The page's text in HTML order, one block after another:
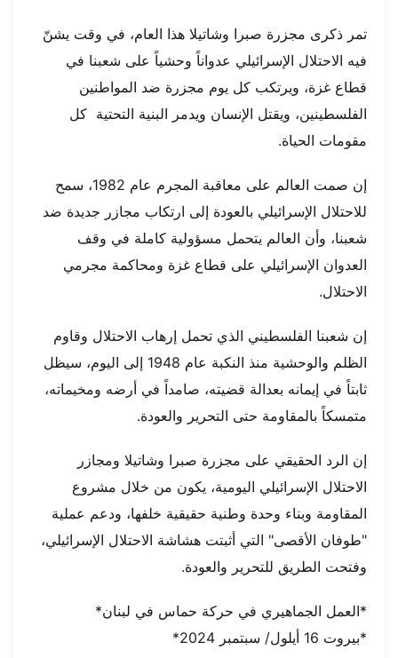
تمر ذكرى مجزرة صبرا وشاتيلا هذا العام، في وقت يشنّ
فيه الاحتلال الإسرائيلي عدواناً وحشياً على شعبنا في
قطاع غزة، ويرتكب كل يوم مجزرة ضد المواطنين
الفلسطينين، ويقتل الإنسان ويدمر البنية التحتية كل
مقومات الحياة.
إن صمت العالم على معاقبة المجرم عام 1982، سمح
للاحتلال الإسرائيلي بالعودة إلى ارتكاب مجازر جديدة ضد
شعبنا، وأن العالم يتحمل مسؤولية كاملة في وقف
العدوان الإسرائيلي على قطاع غزة ومحاكمة مجرمي
الاحتلال.
إن شعبنا الفلسطيني الذي تحمل إرهاب الاحتلال وقاوم
الظلم والوحشية منذ النكبة عام 1948 إلى اليوم، سيظل
ثابتاً في إيمانه بعدالة قضيته، صامداً في أرضه ومخيماته،
متمسكاً بالمقاومة حتى التحرير والعودة.
إن الرد الحقيقي على مجزرة صبرا وشاتيلا ومجازر
الاحتلال الإسرائيلي اليومية، يكون من خلال مشروع
المقاومة وبناء وحدة وطنية حقيقية خلفها، ودعم عملية
"طوفان الأقصى" التي أثبتت هشاشة الاحتلال الإسرائيلي،
وفتحت الطريق للتحرير والعودة.
*العمل الجماهيري في حركة حماس في لبنان*
*بيروت 16 أيلول/ سبتمبر 2024*